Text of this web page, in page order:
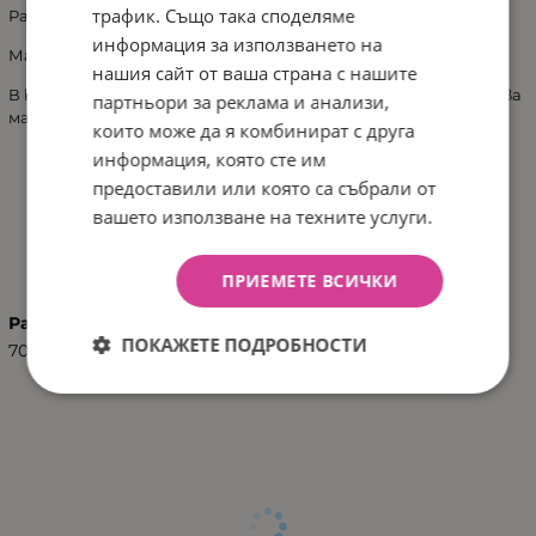
Размери: 70х130см
Материал:MDF / предна част/
В комплекта е включена
. НE включва
матрак, балдахина и спалния комплект.
ХАРАКТЕРИСТИКИ
Размер
70/130
трафик. Също така споделяме
информация за използването на
нашия сайт от ваша страна с нашите
партньори за реклама и анализи,
които може да я комбинират с друга
информация, която сте им
предоставили или която са събрали от
вашето използване на техните услуги.
ПРИЕМЕТЕ ВСИЧКИ
ПОКАЖЕТЕ ПОДРОБНОСТИ